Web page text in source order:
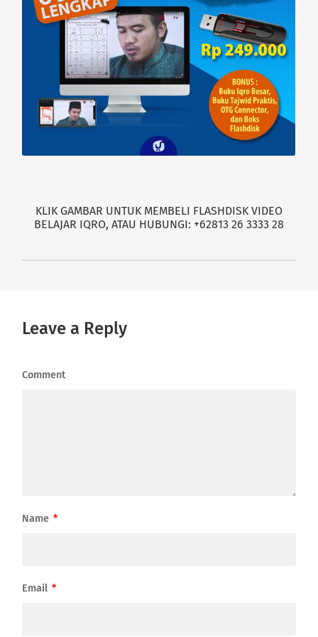
KLIK GAMBAR UNTUK MEMBELI FLASHDISK VIDEO
BELAJAR IQRO, ATAU HUBUNGI: +62813 26 3333 28
Leave a Reply
Comment
Name *
Email *